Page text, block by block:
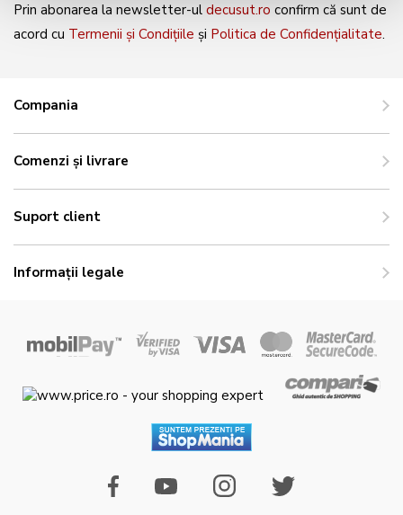
Prin abonarea la newsletter-ul decusut.ro confirm că sunt de
acord cu Termenii și Condițiile și Politica de Confidențialitate.
Compania
Comenzi și livrare
Suport client
Informații legale